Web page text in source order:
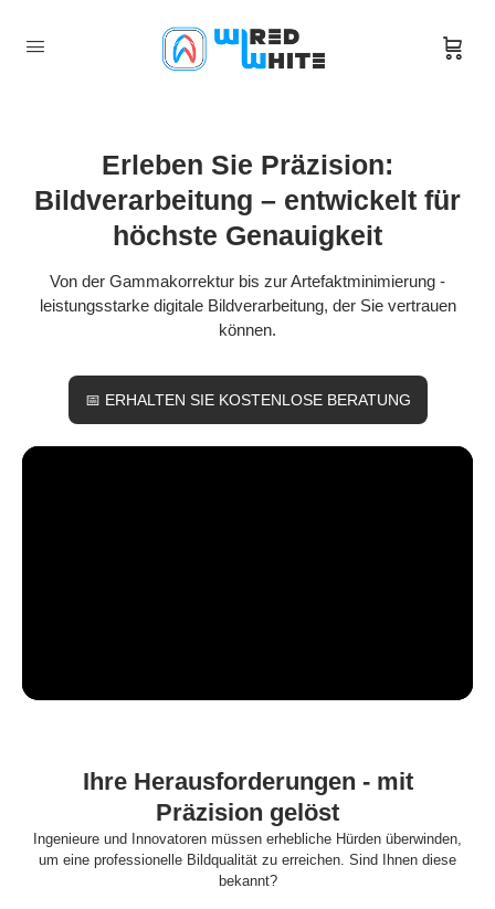
Erleben Sie Präzision:
Bildverarbeitung – entwickelt für
höchste Genauigkeit
Von der Gammakorrektur bis zur Artefaktminimierung -
leistungsstarke digitale Bildverarbeitung, der Sie vertrauen
können.
📅 ERHALTEN SIE KOSTENLOSE BERATUNG
Ihre Herausforderungen - mit
Präzision gelöst
Ingenieure und Innovatoren müssen erhebliche Hürden überwinden,
um eine professionelle Bildqualität zu erreichen. Sind Ihnen diese
bekannt?